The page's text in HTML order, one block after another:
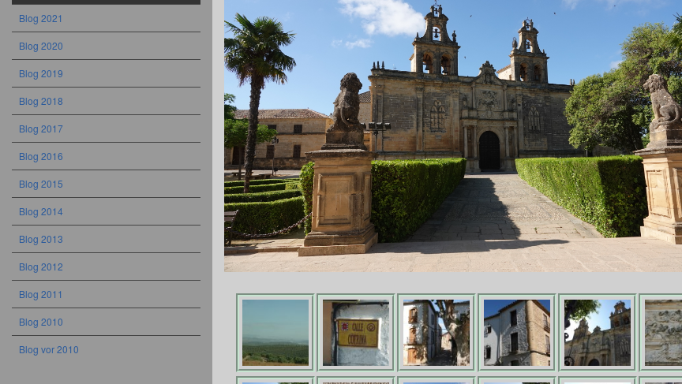
Blog 2021
Blog 2020
Blog 2019
Blog 2018
Blog 2017
Blog 2016
Blog 2015
Blog 2014
Blog 2013
Blog 2012
Blog 2011
Blog 2010
Blog vor 2010